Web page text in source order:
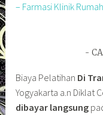
– Farmasi Klinik
Biaya Pelatihan Di
Yogyakarta a.n Diklat
dibayar langsung